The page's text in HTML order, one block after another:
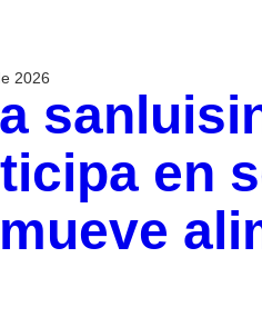
2026
en